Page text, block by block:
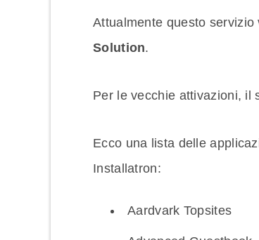
Attualmente questo
Solution.
Per le vecchie attivazioni, il
Ecco una lista delle
Installatron:
Aardvark Topsites